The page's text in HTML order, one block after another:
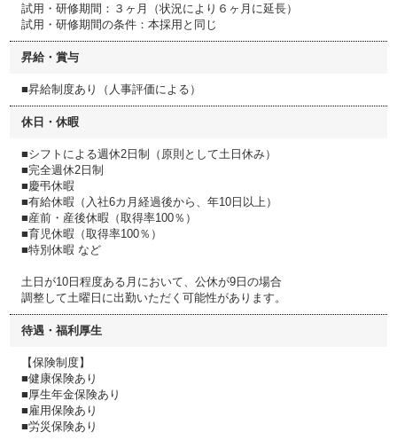
試用・研修期間：３ヶ月（状況により６ヶ月に延長）
試用・研修期間の条件：本採用と同じ
昇給・賞与
■昇給制度あり（人事評価による）
休日・休暇
■シフトによる週休2日制（原則として土日休み）
■完全週休2日制
■慶弔休暇
■有給休暇（入社6カ月経過後から、年10日以上）
■産前・産後休暇（取得率100％）
■育児休暇（取得率100％）
■特別休暇 など
土日が10日程度ある月において、公休が9日の場合
調整して土曜日に出勤いただく可能性があります。
待遇・福利厚生
【保険制度】
■健康保険あり
■厚生年金保険あり
■雇用保険あり
■労災保険あり